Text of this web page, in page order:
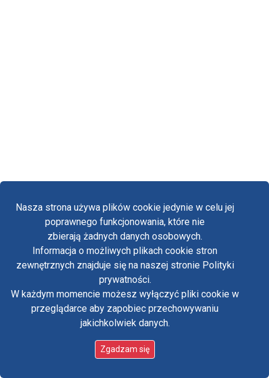
Nasza strona używa plików cookie jedynie w celu jej
poprawnego funkcjonowania, które nie
zbierają żadnych danych osobowych.
Informacja o możliwych plikach cookie stron
zewnętrznych znajduje się na naszej stronie Polityki
prywatności.
W każdym momencie możesz wyłączyć pliki cookie w
przeglądarce aby zapobiec przechowywaniu
jakichkolwiek danych.
Zgadzam się